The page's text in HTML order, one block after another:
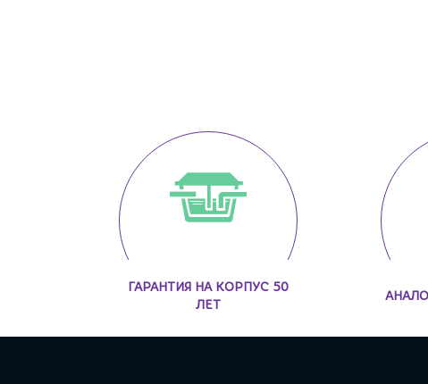
ГАРАНТИЯ НА КОРПУС 50
ЛЕТ